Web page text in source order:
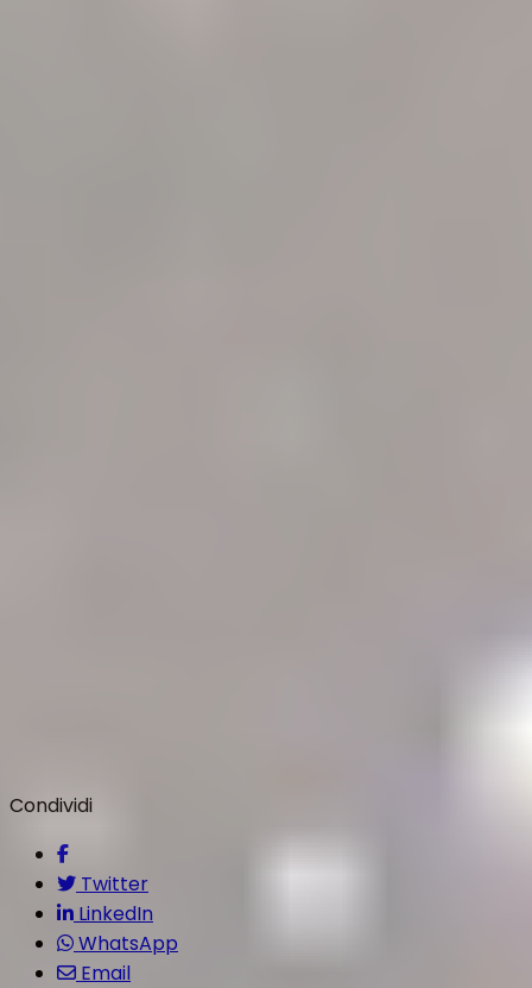
Condividi
Twitter
LinkedIn
WhatsApp
Email